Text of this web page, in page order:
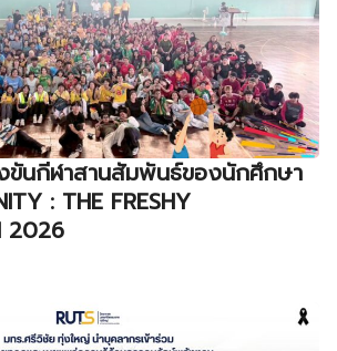
ขันกีฬาสานสัมพันธ์ของนักศึกษา
: THE FRESHY
2026